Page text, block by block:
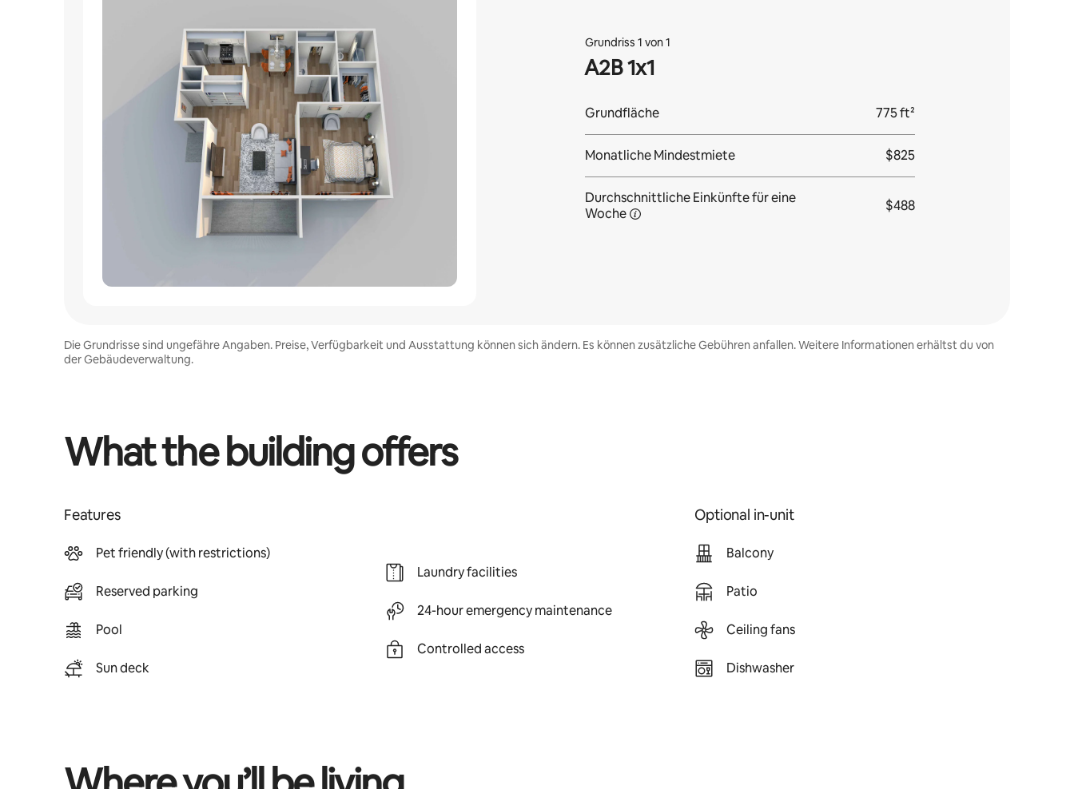
Grundriss 1 von 1
A2B 1x1
Grundfläche 775 ft²
Monatliche Mindestmiete $825
Durchschnittliche Einkünfte für eine
Woche
$488
Die Grundrisse sind ungefähre Angaben. Preise, Verfügbarkeit und Ausstattung können sich ändern. Es können zusätzliche Gebühren anfallen. Weitere Informationen erhältst du von
der Gebäudeverwaltung.
What the building offers
Features
Pet friendly (with restrictions)
Reserved parking
Pool
Sun deck
Laundry facilities
24-hour emergency maintenance
Controlled access
Optional in-unit
Balcony
Patio
Ceiling fans
Dishwasher